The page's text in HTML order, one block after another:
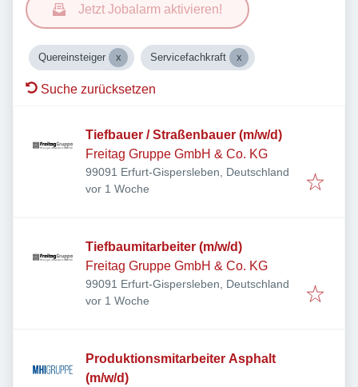
Jetzt Jobalarm aktivieren!
Quereinsteiger Servicefachkraft
Suche zurücksetzen
Tiefbauer / Straßenbauer (m/w/d)
Freitag Gruppe GmbH & Co. KG
99091 Erfurt-Gispersleben, Deutschland
Veröffentlicht
vor 1 Woche
Tiefbaumitarbeiter (m/w/d)
Freitag Gruppe GmbH & Co. KG
99091 Erfurt-Gispersleben, Deutschland
Veröffentlicht
vor 1 Woche
Produktionsmitarbeiter Asphalt
(m/w/d)